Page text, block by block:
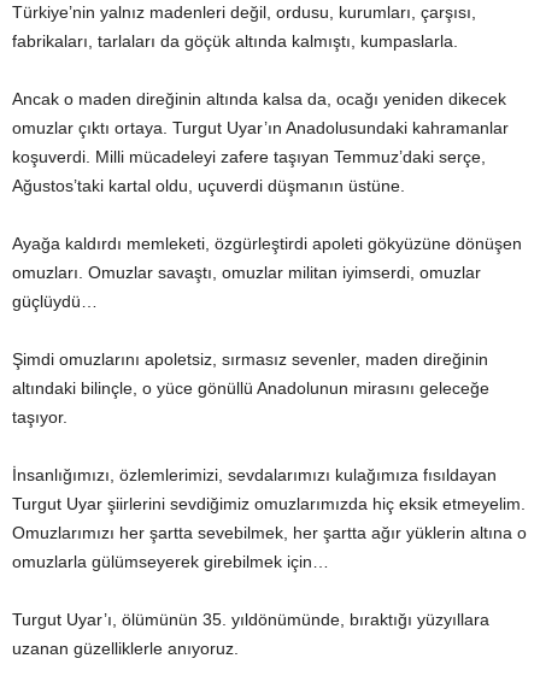
Türkiye’nin yalnız madenleri değil, ordusu, kurumları, çarşısı,
fabrikaları, tarlaları da göçük altında kalmıştı, kumpaslarla.
Ancak o maden direğinin altında kalsa da, ocağı yeniden dikecek
omuzlar çıktı ortaya. Turgut Uyar’ın Anadolusundaki kahramanlar
koşuverdi. Milli mücadeleyi zafere taşıyan Temmuz’daki serçe,
Ağustos’taki kartal oldu, uçuverdi düşmanın üstüne.
Ayağa kaldırdı memleketi, özgürleştirdi apoleti gökyüzüne dönüşen
omuzları. Omuzlar savaştı, omuzlar militan iyimserdi, omuzlar
güçlüydü…
Şimdi omuzlarını apoletsiz, sırmasız sevenler, maden direğinin
altındaki bilinçle, o yüce gönüllü Anadolunun mirasını geleceğe
taşıyor.
İnsanlığımızı, özlemlerimizi, sevdalarımızı kulağımıza fısıldayan
Turgut Uyar şiirlerini sevdiğimiz omuzlarımızda hiç eksik etmeyelim.
Omuzlarımızı her şartta sevebilmek, her şartta ağır yüklerin altına o
omuzlarla gülümseyerek girebilmek için…
Turgut Uyar’ı, ölümünün 35. yıldönümünde, bıraktığı yüzyıllara
uzanan güzelliklerle anıyoruz.